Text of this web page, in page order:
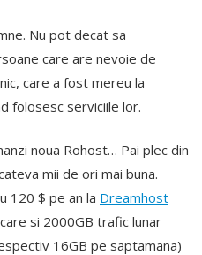
Nu pot decat sa
care are nevoie de
care a fost mereu la
folosesc serviciile lor.
noua Rohost… Pai plec din
mii de ori mai buna.
120 $ pe an la Dreamhost
si 2000GB trafic lunar
16GB pe saptamana)